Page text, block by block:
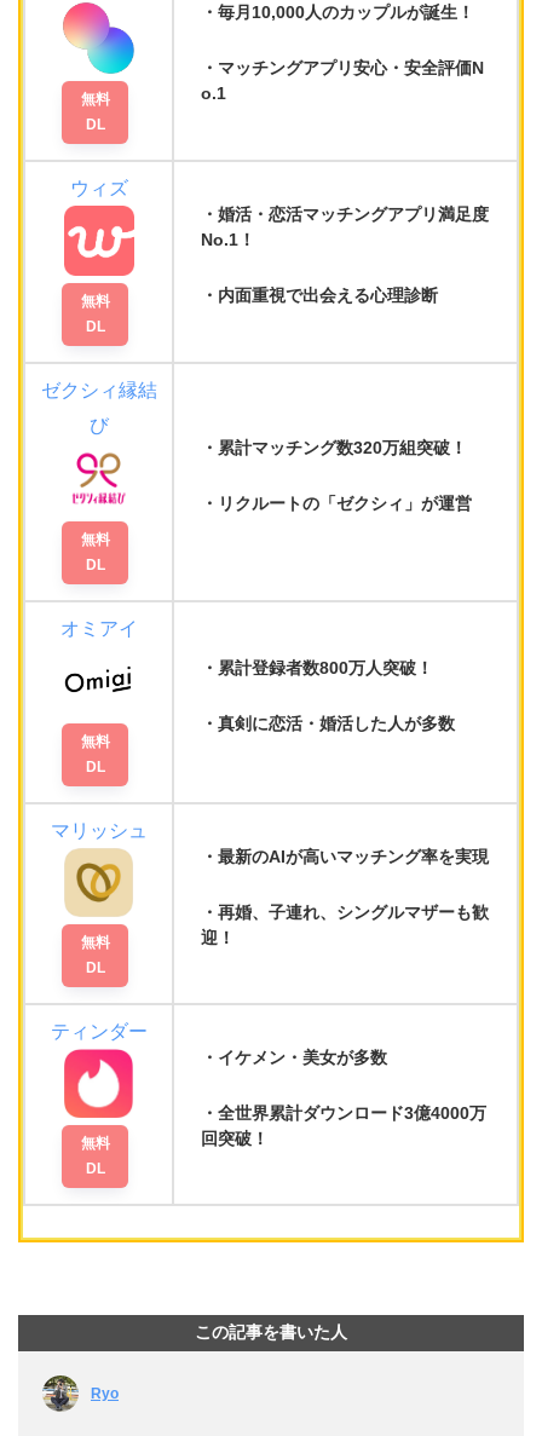
無料
DL
毎月10,000人のカップルが誕生！
マッチングアプリ安心・安全評価N
o.1
ウィズ
無料
DL
婚活・恋活マッチングアプリ満足度
No.1 ！
内面重視で出会える心理診断
ゼクシィ縁結
び
無料
DL
累計マッチング数320万組 突破！
リクルートの 「ゼクシィ」が運営
オミアイ
無料
DL
累計登録者数800万人突破！
真剣に恋活・婚活した人が多数
マリッシュ
無料
DL
最新のAIが高いマッチング率を実現
再婚、 子連れ、 シングルマザーも歓
迎！
ティンダー
無料
DL
イケメン・美女が多数
全世界累計ダウンロード3億4000万
回突破！
この記事を書いた人
Ryo